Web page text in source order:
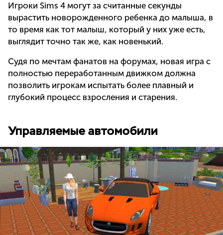
Игроки Sims 4 могут за считанные секунды
вырастить новорожденного ребенка до малыша, в
то время как тот малыш, который у них уже есть,
выглядит точно так же, как новенький.
Судя по мечтам фанатов на форумах, новая игра с
полностью переработанным движком должна
позволить игрокам испытать более плавный и
глубокий процесс взросления и старения.
Управляемые автомобили